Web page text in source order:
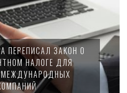
СЛУЖБА КИПРА ПРОВЕЛА
ПРОВЕРКИ. ОКОЛО
КОМПАНИЙ НАРУШИЛИ
ЗАКОН